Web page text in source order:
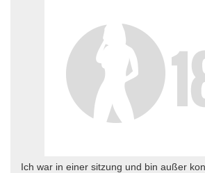
Ich war in einer sitzung und bin außer